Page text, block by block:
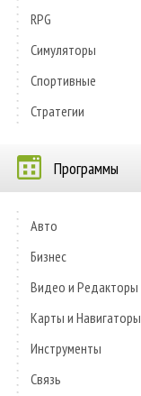
RPG
Симуляторы
Спортивные
Стратегии
Программы
Авто
Бизнес
Видео и Редакторы
Карты и Навигаторы
Инструменты
Связь